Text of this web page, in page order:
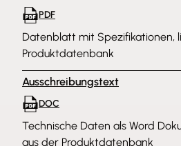
PDF
Datenblatt mit Spezifikationen,
Produktdatenbank
Ausschreibungstext
DOC
Technische Daten als Word
aus der Produktdatenbank